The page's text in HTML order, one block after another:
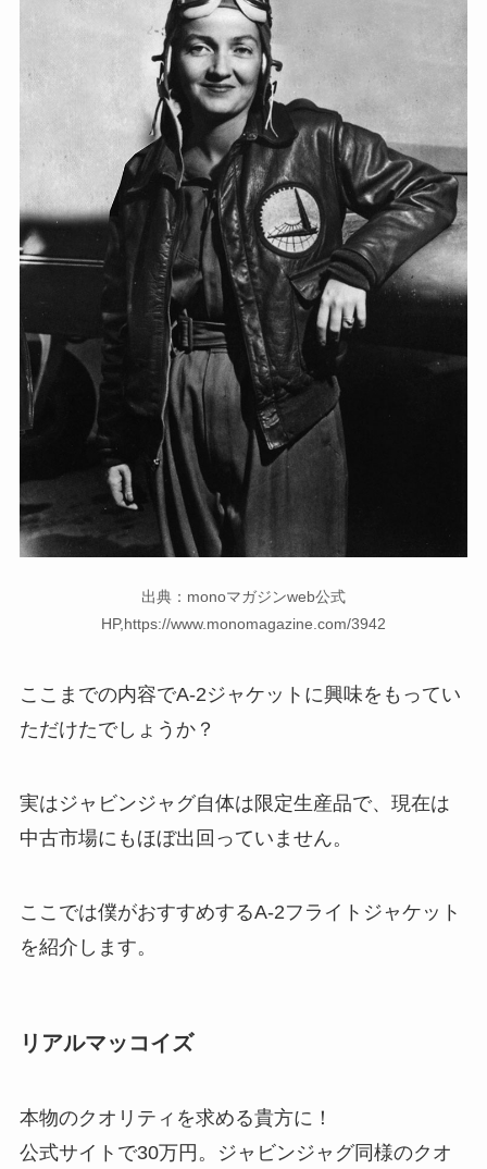
出典：monoマガジンweb公式
HP,https://www.monomagazine.com/3942
ここまでの内容でA-2ジャケットに興味をもってい
ただけたでしょうか？
実はジャビンジャグ自体は限定生産品で、現在は
中古市場にもほぼ出回っていません。
ここでは僕がおすすめするA-2フライトジャケット
を紹介します。
リアルマッコイズ
本物のクオリティを求める貴方に！
公式サイトで30万円。ジャビンジャグ同様のクオ